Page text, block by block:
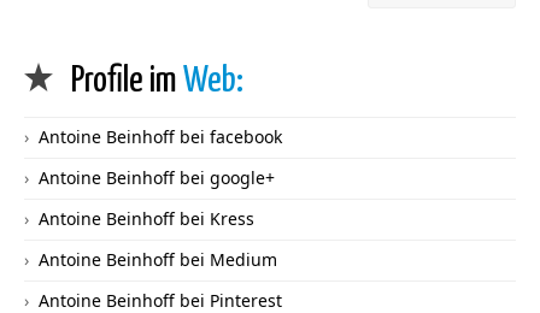
Profile im Web:
Antoine Beinhoff bei facebook
Antoine Beinhoff bei google+
Antoine Beinhoff bei Kress
Antoine Beinhoff bei Medium
Antoine Beinhoff bei Pinterest